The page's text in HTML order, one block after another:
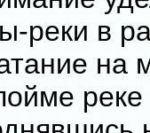
реки в
на
реке